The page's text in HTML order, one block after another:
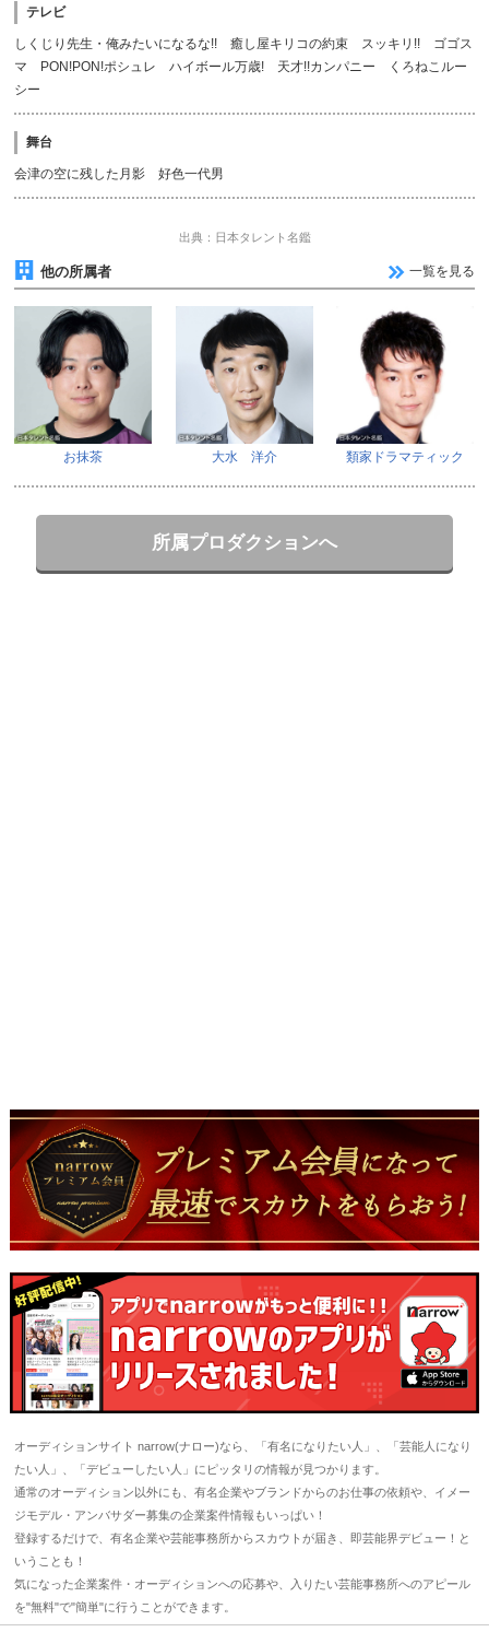
テレビ
しくじり先生・俺みたいになるな!! 癒し屋キリコの約束 スッキリ!! ゴゴス
マ PON!PON!ポシュレ ハイボール万歳! 天才!!カンパニー くろねこルー
シー
舞台
会津の空に残した月影 好色一代男
出典：日本タレント名鑑
他の所属者 一覧を見る
お抹茶 大水 洋介 類家ドラマティック
所属プロダクションへ
オーディションサイト narrow(ナロー)なら、「有名になりたい人」、「芸能人になり
たい人」、「デビューしたい人」にピッタリの情報が見つかります。
通常のオーディション以外にも、有名企業やブランドからのお仕事の依頼や、イメー
ジモデル・アンバサダー募集の企業案件情報もいっぱい！
登録するだけで、有名企業や芸能事務所からスカウトが届き、即芸能界デビュー！と
いうことも！
気になった企業案件・オーディションへの応募や、入りたい芸能事務所へのアピール
を"無料"で"簡単"に行うことができます。